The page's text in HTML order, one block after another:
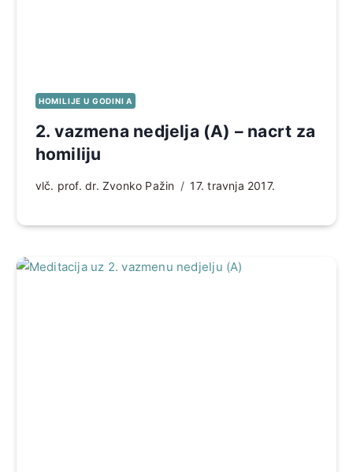
HOMILIJE U GODINI A
2. vazmena nedjelja (A) – nacrt za
homiliju
vlč. prof. dr. Zvonko Pažin 17. travnja 2017.